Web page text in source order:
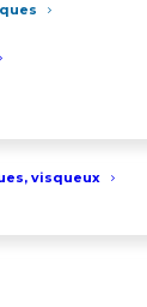
visqueux